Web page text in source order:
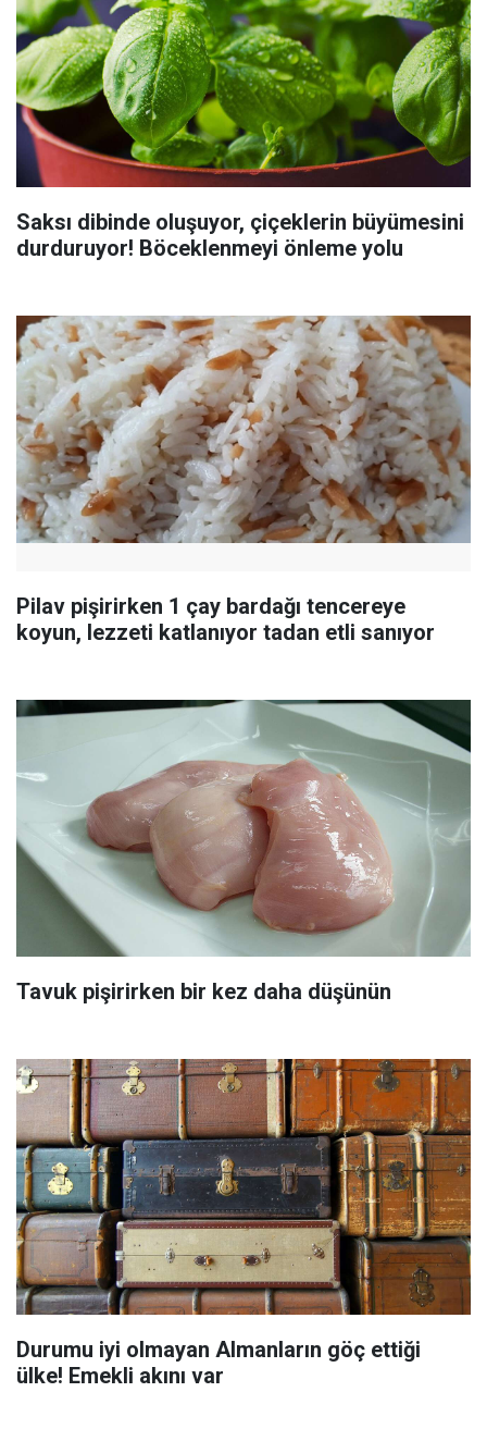
Saksı dibinde oluşuyor, çiçeklerin büyümesini
durduruyor! Böceklenmeyi önleme yolu
Pilav pişirirken 1 çay bardağı tencereye
koyun, lezzeti katlanıyor tadan etli sanıyor
Tavuk pişirirken bir kez daha düşünün
Durumu iyi olmayan Almanların göç ettiği
ülke! Emekli akını var